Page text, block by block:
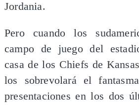
Jordania.
Pero cuando los
campo de juego del
casa de los Chiefs de
los sobrevolará el
presentaciones en los dos